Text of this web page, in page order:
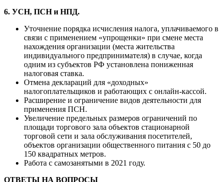
6. УСН, ПСН и НПД.
Уточнение порядка исчисления налога, уплачиваемого в
связи с применением «упрощенки» при смене места
нахождения организации (места жительства
индивидуального предпринимателя) в случае, когда
одним из субъектов РФ установлена пониженная
налоговая ставка.
Отмена деклараций для «доходных»
налогоплательщиков и работающих с онлайн-кассой.
Расширение и ограничение видов деятельности для
применения ПСН.
Увеличение предельных размеров ограничений по
площади торгового зала объектов стационарной
торговой сети и зала обслуживания посетителей,
объектов организации общественного питания с 50 до
150 квадратных метров.
Работа с самозанятыми в 2021 году.
ОТВЕТЫ НА ВОПРОСЫ